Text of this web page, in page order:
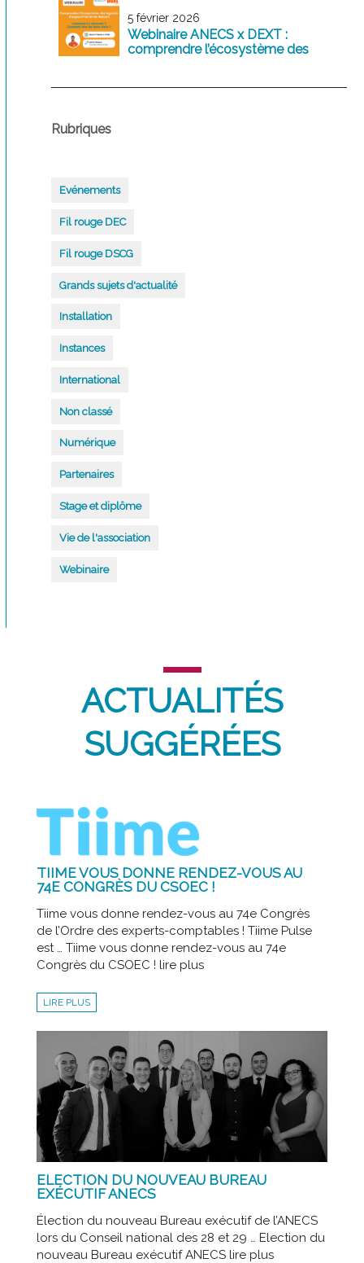
5 février 2026
Webinaire ANECS x DEXT :
comprendre l’écosystème des
Rubriques
Evénements
Fil rouge DEC
Fil rouge DSCG
Grands sujets d'actualité
Installation
Instances
International
Non classé
Numérique
Partenaires
Stage et diplôme
Vie de l'association
Webinaire
ACTUALITÉS
SUGGÉRÉES
TIIME VOUS DONNE RENDEZ-VOUS AU
74E CONGRÈS DU CSOEC !
Tiime vous donne rendez-vous au 74e Congrès
de l’Ordre des experts-comptables ! Tiime Pulse
est … Tiime vous donne rendez-vous au 74e
Congrès du CSOEC ! lire plus
LIRE PLUS
ELECTION DU NOUVEAU BUREAU
EXÉCUTIF ANECS
Élection du nouveau Bureau exécutif de l’ANECS
lors du Conseil national des 28 et 29 … Election du
nouveau Bureau exécutif ANECS lire plus